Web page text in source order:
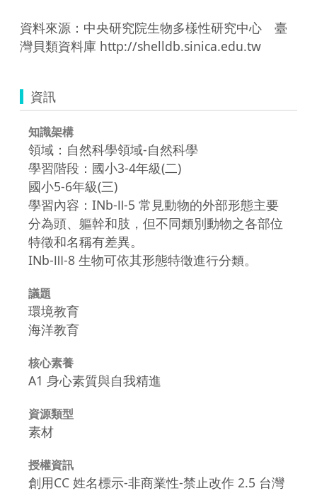
資料來源：中央研究院生物多樣性研究中心　臺
灣貝類資料庫 http://shelldb.sinica.edu.tw
資訊
知識架構
領域：自然科學領域-自然科學
學習階段：國小3-4年級(二)
國小5-6年級(三)
學習內容：INb-Ⅱ-5 常見動物的外部形態主要
分為頭、軀幹和肢，但不同類別動物之各部位
特徵和名稱有差異。
INb-Ⅲ-8 生物可依其形態特徵進行分類。
議題
環境教育
海洋教育
核心素養
A1 身心素質與自我精進
資源類型
素材
授權資訊
創用CC 姓名標示-非商業性-禁止改作 2.5 台灣